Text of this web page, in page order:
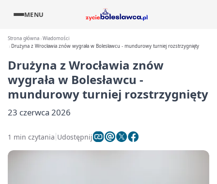
MENU
Strona główna Wiadomości
Drużyna z Wrocławia znów wygrała w Bolesławcu - mundurowy turniej rozstrzygnięty
Drużyna z Wrocławia znów
wygrała w Bolesławcu -
mundurowy turniej rozstrzygnięty
23 czerwca 2026
1 min czytania Udostępnij